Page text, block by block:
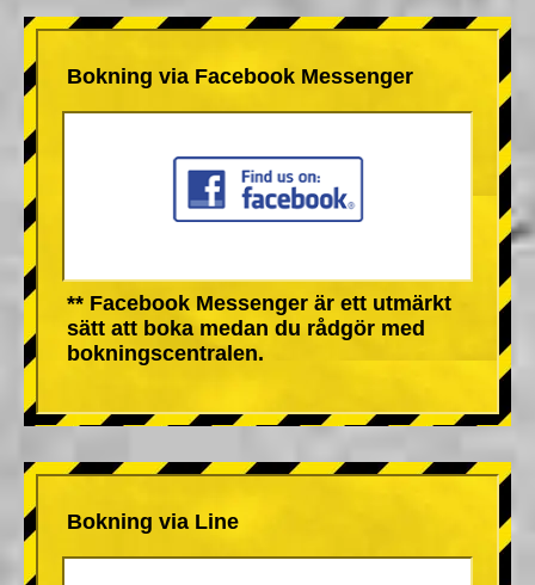
Bokning via Facebook Messenger
** Facebook Messenger är ett utmärkt
sätt att boka medan du rådgör med
bokningscentralen.
Bokning via Line